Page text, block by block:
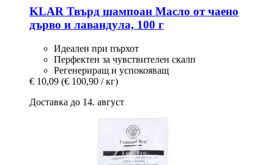
KLAR Твърд шампоан Масло от чаено
дърво и лавандула, 100 г
Идеален при пърхот
Перфектен за чувствителен скалп
Регенериращ и успокояващ
€ 10,09 (€ 100,90 / кг)
Доставка до 14. август